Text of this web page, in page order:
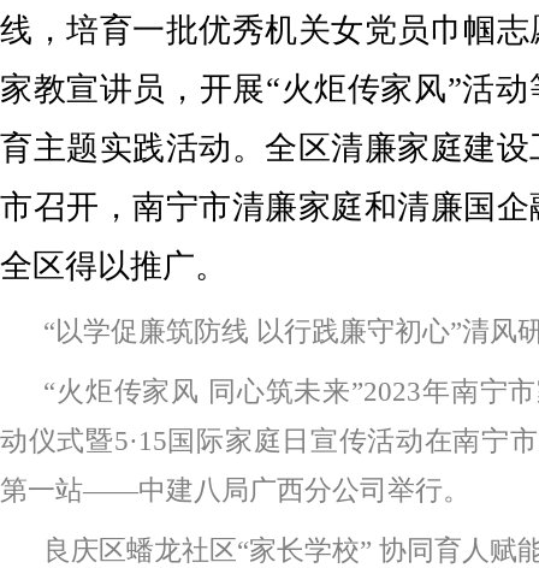
线，培育一批优秀机关女党员巾帼
家教宣讲员，开展“火炬传家风”活
育主题实践活动。全区清廉家庭建
市召开，南宁市清廉家庭和清廉国
全区得以推广。
“以学促廉筑防线 以行践廉守初心”清风
“火炬传家风 同心筑未来”2023年南宁
动仪式暨5·15国际家庭日宣传活动在南宁
第一站——中建八局广西分公司举行。
良庆区蟠龙社区“家长学校” 协同育人赋